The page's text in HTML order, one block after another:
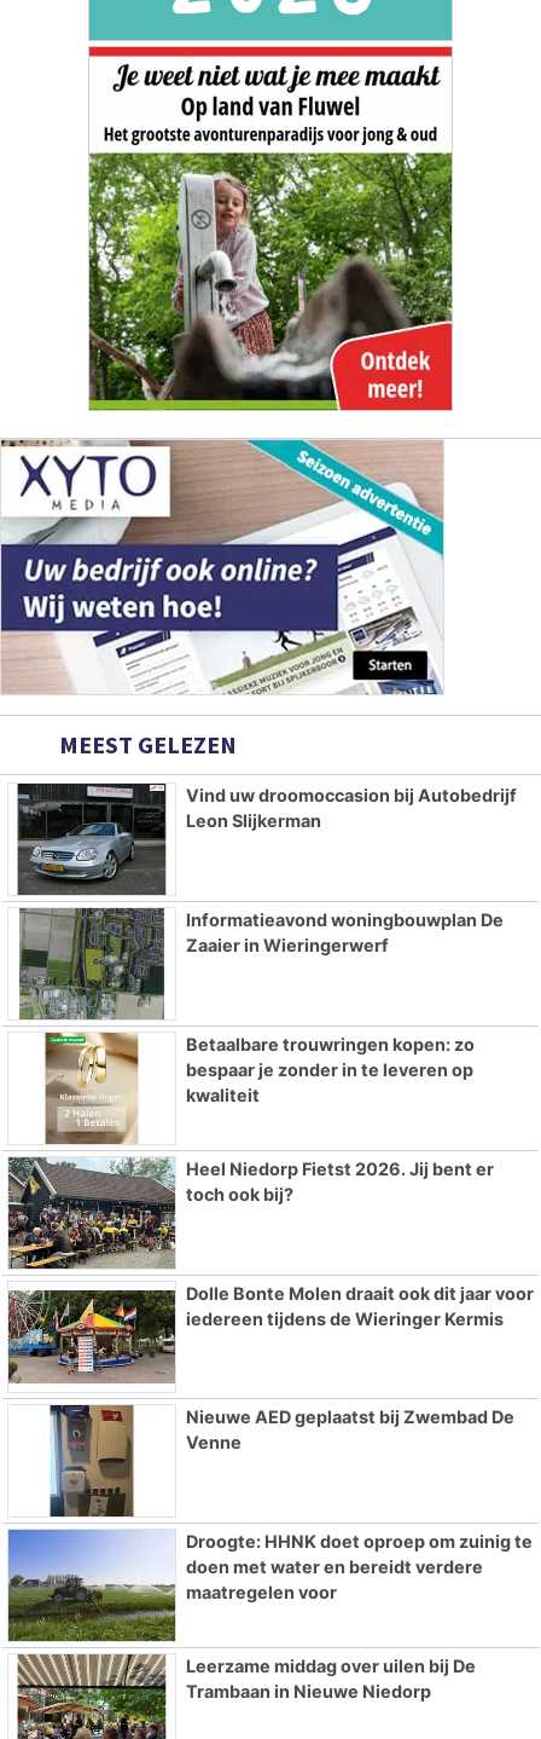
MEEST GELEZEN
Vind uw droomoccasion bij Autobedrijf
Leon Slijkerman
Informatieavond woningbouwplan De
Zaaier in Wieringerwerf
Betaalbare trouwringen kopen: zo
bespaar je zonder in te leveren op
kwaliteit
Heel Niedorp Fietst 2026. Jij bent er
toch ook bij?
Dolle Bonte Molen draait ook dit jaar voor
iedereen tijdens de Wieringer Kermis
Nieuwe AED geplaatst bij Zwembad De
Venne
Droogte: HHNK doet oproep om zuinig te
doen met water en bereidt verdere
maatregelen voor
Leerzame middag over uilen bij De
Trambaan in Nieuwe Niedorp